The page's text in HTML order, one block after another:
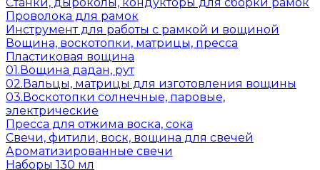
Проволока для рамок
Инструмент для работы с рамкой и вощиной
Вощина, воскотопки, матрицы, пресса
Пластиковая вощина
01.Вощина дадан, рут
02.Вальцы, матрицы для изготовления вощины
03.Воскотопки солнечные, паровые,
электрические
Пресса для отжима воска, сока
Свечи, фитили, воск, вощина для свечей
Ароматизированные свечи
Наборы 130 мл